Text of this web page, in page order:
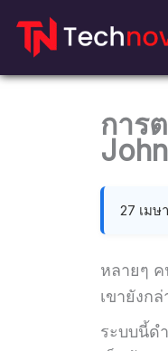
การ
27 เมษ
หลายๆ ค
เขายังกล่
ระบบนี้ด